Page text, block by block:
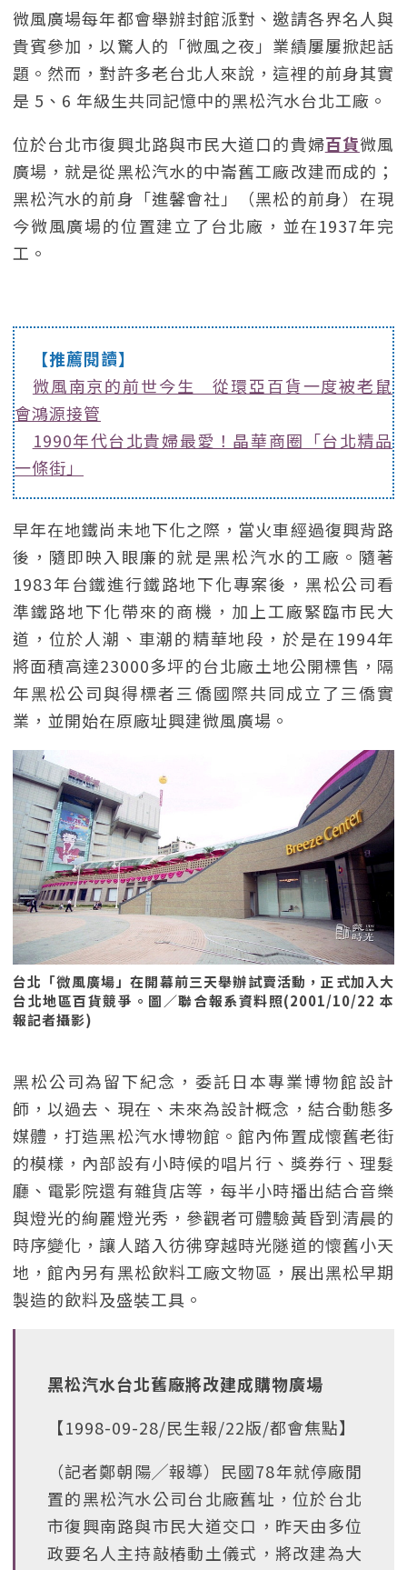
微風廣場每年都會舉辦封館派對、邀請各界名人與
貴賓參加，以驚人的「微風之夜」業績屢屢掀起話
題。然而，對許多老台北人來說，這裡的前身其實
是 5、6 年級生共同記憶中的黑松汽水台北工廠。
位於台北市復興北路與市民大道口的貴婦百貨微風
廣場，就是從黑松汽水的中崙舊工廠改建而成的；
黑松汽水的前身「進馨會社」（黑松的前身）在現
今微風廣場的位置建立了台北廠，並在1937年完
工。
【推薦閱讀】
微風南京的前世今生 從環亞百貨一度被老鼠
會鴻源接管
1990年代台北貴婦最愛！晶華商圈「台北精品
一條街」
早年在地鐵尚未地下化之際，當火車經過復興背路
後，隨即映入眼廉的就是黑松汽水的工廠。隨著
1983年台鐵進行鐵路地下化專案後，黑松公司看
準鐵路地下化帶來的商機，加上工廠緊臨市民大
道，位於人潮、車潮的精華地段，於是在1994年
將面積高達23000多坪的台北廠土地公開標售，隔
年黑松公司與得標者三僑國際共同成立了三僑實
業，並開始在原廠址興建微風廣場。
台北「微風廣場」在開幕前三天舉辦試賣活動，正式加入大
台北地區百貨競爭。圖／聯合報系資料照(2001/10/22 本
報記者攝影)
黑松公司為留下紀念，委託日本專業博物館設計
師，以過去、現在、未來為設計概念，結合動態多
媒體，打造黑松汽水博物館。館內佈置成懷舊老街
的模樣，內部設有小時候的唱片行、獎券行、理髮
廳、電影院還有雜貨店等，每半小時播出結合音樂
與燈光的絢麗燈光秀，參觀者可體驗黃昏到清晨的
時序變化，讓人踏入彷彿穿越時光隧道的懷舊小天
地，館內另有黑松飲料工廠文物區，展出黑松早期
製造的飲料及盛裝工具。
黑松汽水台北舊廠將改建成購物廣場
【1998-09-28/民生報/22版/都會焦點】
（記者鄭朝陽╱報導）民國78年就停廠閒
置的黑松汽水公司台北廠舊址，位於台北
市復興南路與市民大道交口，昨天由多位
政要名人主持敲樁動土儀式，將改建為大